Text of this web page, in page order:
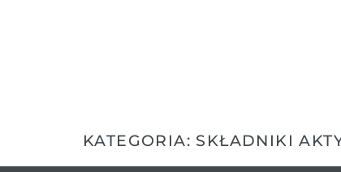
KATEGORIA: SKŁADNIKI